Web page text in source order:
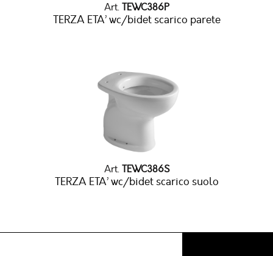
Art. TEWC386P
TERZA ETA’ wc/bidet scarico parete
Art. TEWC386S
TERZA ETA’ wc/bidet scarico suolo